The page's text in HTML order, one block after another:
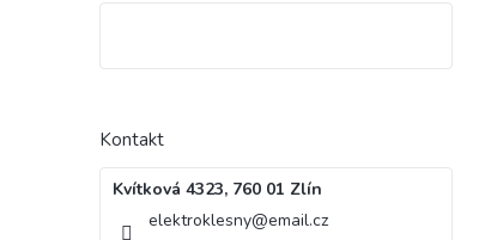
Kontakt
Kvítková 4323, 760 01 Zlín
elektroklesny@email.cz